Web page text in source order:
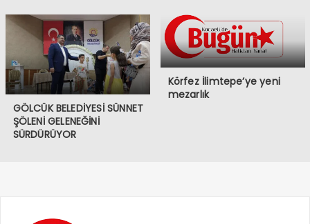
GÖLCÜK BELEDİYESİ SÜNNET
ŞÖLENİ GELENEĞİNİ
SÜRDÜRÜYOR
Körfez İlimtepe’ye yeni
mezarlık